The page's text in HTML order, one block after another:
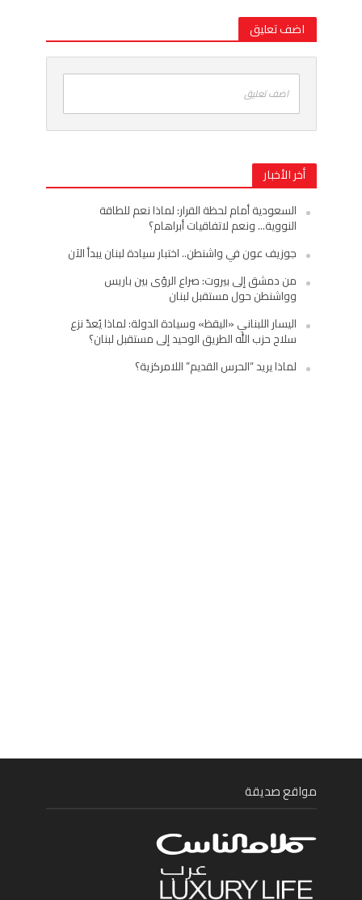
اضف تعليق
اضف تعليق
أخر الأخبار
السعودية أمام لحظة القرار: لماذا نعم للطاقة
النووية… ونعم لاتفاقيات أبراهام؟
جوزيف عون في واشنطن.. اختبار سيادة لبنان يبدأ الآن
من دمشق إلى بيروت: صراع الرؤى بين باريس
وواشنطن حول مستقبل لبنان
اليسار اللبناني «اليقظ» وسيادة الدولة: لماذا يُعدّ نزع
سلاح حزب الله الطريق الوحيد إلى مستقبل لبنان؟
لماذا يريد “الحرس القديم” اللامركزية؟
مواقع صديقة